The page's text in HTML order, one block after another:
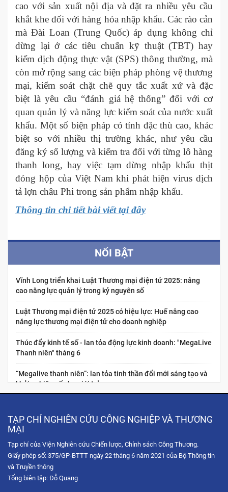
cao với sản xuất nội địa và đặt ra nhiều yêu cầu
khắt khe đối với hàng hóa nhập khẩu. Các rào cản
mà Đài Loan (Trung Quốc) áp dụng không chỉ
dừng lại ở các tiêu chuẩn kỹ thuật (TBT) hay
kiểm dịch động thực vật (SPS) thông thường, mà
còn mở rộng sang các biện pháp phòng vệ thương
mại, kiểm soát chặt chẽ quy tắc xuất xứ và đặc
biệt là yêu cầu “đánh giá hệ thống” đối với cơ
quan quản lý và năng lực kiểm soát của nước xuất
khẩu. Một số biện pháp có tính đặc thù cao, khác
biệt so với nhiều thị trường khác, như yêu cầu
đăng ký số lượng và kiểm tra đối với từng lô hàng
thanh long, hay việc tạm dừng nhập khẩu thịt
đóng hộp của Việt Nam khi phát hiện virus dịch
tả lợn châu Phi trong sản phẩm nhập khẩu.
Thông tin chi tiết bài viết tại đây
NỔI BẬT
Vĩnh Long triển khai Luật Thương mại điện tử 2025: nâng
cao năng lực quản lý trong kỷ nguyên số
Luật Thương mại điện tử 2025 có hiệu lực: Huế nâng cao
năng lực thương mại điện tử cho doanh nghiệp
Thúc đẩy kinh tế số - lan tỏa động lực kinh doanh: "MegaLive
Thanh niên" tháng 6
“Megalive thanh niên”: lan tỏa tinh thần đổi mới sáng tạo và
khởi nghiệp số cho giới trẻ
“Chuẩn hóa năng lực nghề nghiệp cho nhà sáng tạo nội dung
thương...
Hội chợ Hùng Vương 2026: Trải nghiệm không gian mua sắm
số qua chuỗi Livestream tương tác
Tọa đàm trực tuyến: Chiến lược phát triển thị trường Hoa Kỳ
TẠP CHÍ NGHIÊN CỨU CÔNG NGHIỆP VÀ THƯƠNG
MẠI
Tạp chí của Viện Nghiên cứu Chiến lược, Chính sách Công Thương.
Giấy phép số: 375/GP-BTTT ngày 22 tháng 6 năm 2021 của Bộ Thông tin
và Truyền thông
Tổng biên tập: Đỗ Quang